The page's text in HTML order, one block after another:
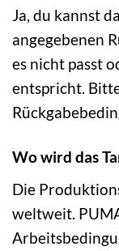
Ja, du kannst
angegebenen
es nicht passt
entspricht.
Wo wird das
Die
weltweit.